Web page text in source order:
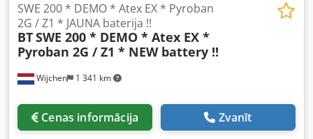
Wijchen 1 341 km
SWE 200 * DEMO * Atex EX * Pyroban
2G / Z1 * JAUNA baterija !!
BTSWE 200 * DEMO * Atex EX *
Pyroban 2G / Z1 * NEW battery !!
Cenas informācija Zvanīt